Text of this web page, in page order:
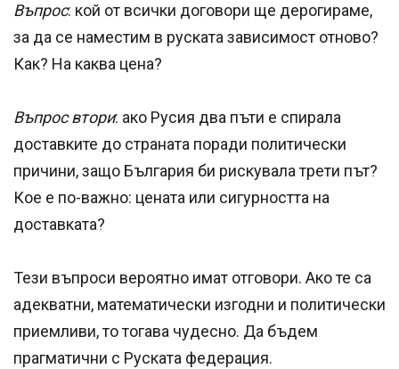
Въпрос: кой от всички договори ще дерогираме,
за да се наместим в руската зависимост отново?
Как? На каква цена?
Въпрос втори: ако Русия два пъти е спирала
доставките до страната поради политически
причини, защо България би рискувала трети път?
Кое е по-важно: цената или сигурността на
доставката?
Тези въпроси вероятно имат отговори. Ако те са
адекватни, математически изгодни и политически
приемливи, то тогава чудесно. Да бъдем
прагматични с Руската федерация.